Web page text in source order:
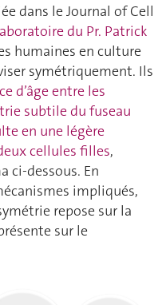
dans le Journal of Cell
du Pr. Patrick
humaines en culture
symétriquement. Ils
d’âge entre les
subtile du fuseau
en une légère
cellules filles,
ci-dessous. En
impliqués,
repose sur la
sur le